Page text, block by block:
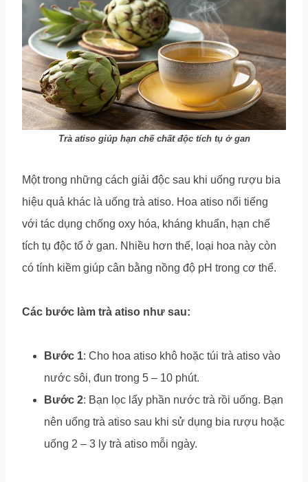
Trà atiso giúp hạn chế chất độc tích tụ ở gan
Một trong những cách giải độc sau khi uống rượu bia
hiệu quả khác là uống trà atiso. Hoa atiso nổi tiếng
với tác dụng chống oxy hóa, kháng khuẩn, hạn chế
tích tụ độc tố ở gan. Nhiều hơn thế, loại hoa này còn
có tính kiềm giúp cân bằng nồng độ pH trong cơ thể.
Các bước làm trà atiso như sau:
Bước 1: Cho hoa atiso khô hoặc túi trà atiso vào
nước sôi, đun trong 5 – 10 phút.
Bước 2: Bạn lọc lấy phần nước trà rồi uống. Bạn
nên uống trà atiso sau khi sử dụng bia rượu hoặc
uống 2 – 3 ly trà atiso mỗi ngày.